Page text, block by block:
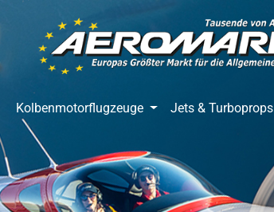
Zur Hauptnavigation springen
Kolbenmotorflugzeuge Jets & Turboprops